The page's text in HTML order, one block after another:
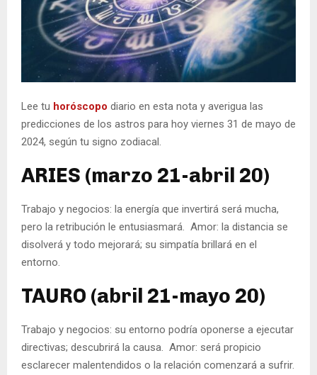
Lee tu horóscopo diario en esta nota y averigua las
predicciones de los astros para hoy viernes 31 de mayo de
2024, según tu signo zodiacal.
ARIES (marzo 21-abril 20)
Trabajo y negocios: la energía que invertirá será mucha,
pero la retribución le entusiasmará. Amor: la distancia se
disolverá y todo mejorará; su simpatía brillará en el
entorno.
TAURO (abril 21-mayo 20)
Trabajo y negocios: su entorno podría oponerse a ejecutar
directivas; descubrirá la causa. Amor: será propicio
esclarecer malentendidos o la relación comenzará a sufrir.